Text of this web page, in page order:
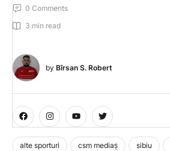
0 Comments
3 min read
by Bîrsan S. Robert
alte sporturi csm mediaș sibiu